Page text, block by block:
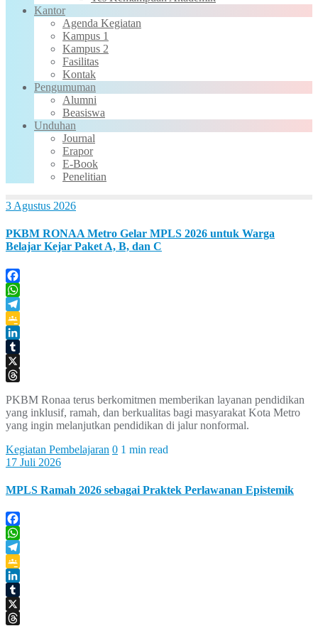
Kantor
Agenda Kegiatan
Kampus 1
Kampus 2
Fasilitas
Kontak
Pengumuman
Alumni
Beasiswa
Unduhan
Journal
Erapor
E-Book
Penelitian
3 Agustus 2026
PKBM RONAA Metro Gelar MPLS 2026 untuk Warga
Belajar Kejar Paket A, B, dan C
Facebook
WhatsApp
Telegram
Google
Classroom
LinkedIn
Tumblr
X
PKBM Ronaa terus berkomitmen memberikan layanan pendidikan
yang inklusif, ramah, dan berkualitas bagi masyarakat Kota Metro
yang ingin melanjutkan pendidikan di jalur nonformal.
Kegiatan Pembelajaran 0 1 min read
17 Juli 2026
MPLS Ramah 2026 sebagai Praktek Perlawanan Epistemik
Facebook
WhatsApp
Telegram
Google
Classroom
LinkedIn
Tumblr
X